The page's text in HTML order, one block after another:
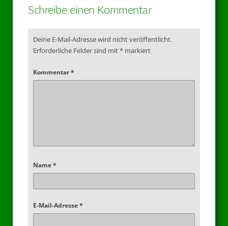
Schreibe einen Kommentar
Deine E-Mail-Adresse wird nicht veröffentlicht.
Erforderliche Felder sind mit* markiert
Kommentar*
Name*
E-Mail-Adresse*